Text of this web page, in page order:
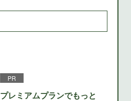
PR
プレミアムプランでもっと